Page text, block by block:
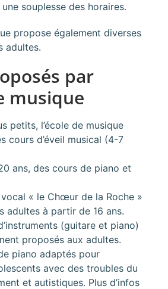
souplesse des horaires.
propose également diverses
adultes.
par
musique
petits, l’école de musique
cours d’éveil musical (4-7
ans, des cours de piano et
vocal « le Chœur de la Roche »
adultes à partir de 16 ans.
(guitare et piano)
proposés aux adultes.
piano adaptés pour
avec des troubles du
et autistiques. Plus d’infos